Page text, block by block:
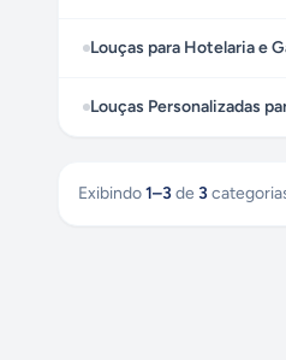
Louças para Hotelaria e
Louças Personalizadas
Exibindo1–3 de 3